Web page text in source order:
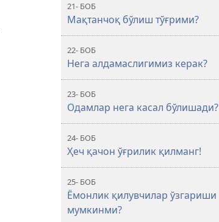
21- БОБ
Мақтанчоқ бўлиш тўғрими?
22- БОБ
Нега алдамаслигимиз керак?
23- БОБ
Одамлар нега касал бўлишади?
24- БОБ
Ҳеч қачон ўғрилик қилманг!
25- БОБ
Ёмонлик қилувчилар ўзгариши
мумкинми?